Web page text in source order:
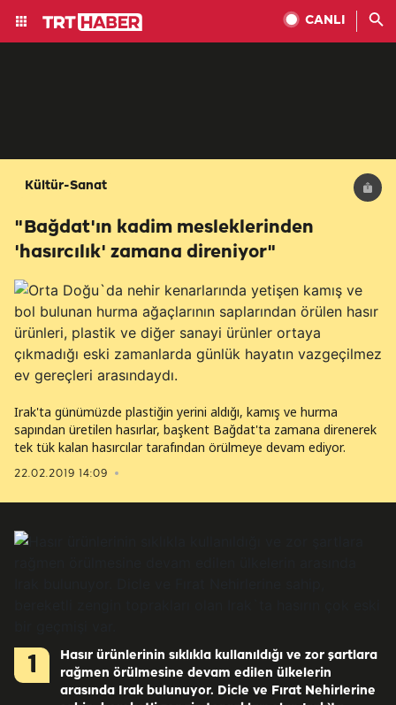
CANLI
Kültür-Sanat
"Bağdat'ın kadim mesleklerinden
'hasırcılık' zamana direniyor"
22.02.2019 14:09
Irak'ta günümüzde plastiğin yerini aldığı, kamış ve hurma
sapından üretilen hasırlar, başkent Bağdat'ta zamana direnerek
tek tük kalan hasırcılar tarafından örülmeye devam ediyor.
1
Hasır ürünlerinin sıklıkla kullanıldığı ve zor şartlara
rağmen örülmesine devam edilen ülkelerin
arasında Irak bulunuyor. Dicle ve Fırat Nehirlerine